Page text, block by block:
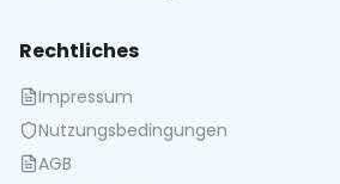
Rechtliches
Impressum
Nutzungsbedingungen
AGB